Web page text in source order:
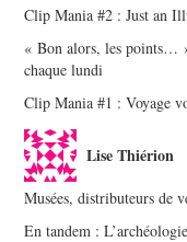
Clip Mania #2 : Just an
« Bon alors, les points…
chaque lundi
Clip Mania #1 : Voyage
Lise Thiérion
Musées, distributeurs de
En tandem :